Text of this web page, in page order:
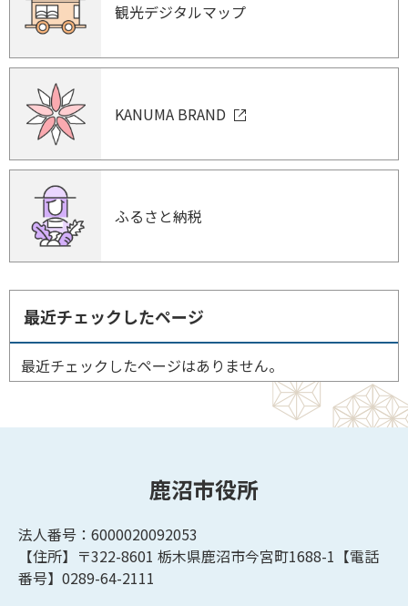
観光デジタルマップ
KANUMA BRAND
ふるさと納税
最近チェックしたページ
最近チェックしたページはありません。
鹿沼市役所
法人番号：6000020092053
【住所】〒322-8601 栃木県鹿沼市今宮町1688-1【電話
番号】0289-64-2111